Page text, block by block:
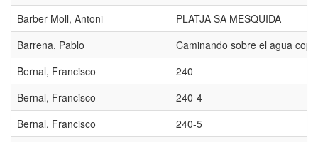
Barber Moll, Antoni
PLATJA SA MESQUIDA
Barrena, Pablo
Caminando sobre el agua
Bernal, Francisco
240
Bernal, Francisco
240-4
Bernal, Francisco
240-5